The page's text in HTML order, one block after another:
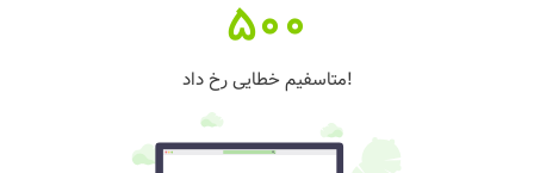
500
متاسفیم خطایی رخ داد!